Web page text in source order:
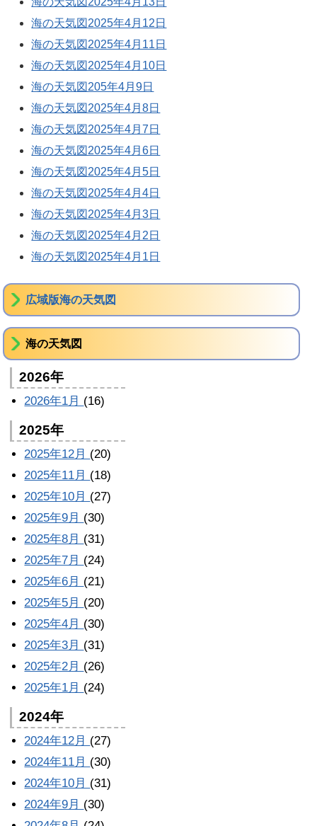
海の天気図2025年4月12日
海の天気図2025年4月11日
海の天気図2025年4月10日
海の天気図205年4月9日
海の天気図2025年4月8日
海の天気図2025年4月7日
海の天気図2025年4月6日
海の天気図2025年4月5日
海の天気図2025年4月4日
海の天気図2025年4月3日
海の天気図2025年4月2日
海の天気図2025年4月1日
広域版海の天気図
海の天気図
2026年
2026年1月 (16)
2025年
2025年12月 (20)
2025年11月 (18)
2025年10月 (27)
2025年9月 (30)
2025年8月 (31)
2025年7月 (24)
2025年6月 (21)
2025年5月 (20)
2025年4月 (30)
2025年3月 (31)
2025年2月 (26)
2025年1月 (24)
2024年
2024年12月 (27)
2024年11月 (30)
2024年10月 (31)
2024年9月 (30)